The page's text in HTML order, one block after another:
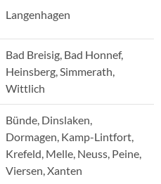
Langenhagen
Bad Breisig, Bad Honnef,
Heinsberg, Simmerath,
Wittlich
Bünde, Dinslaken,
Dormagen, Kamp-Lintfort,
Krefeld, Melle, Neuss, Peine,
Viersen, Xanten